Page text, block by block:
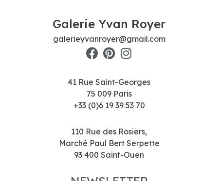
Galerie Yvan Royer
galerieyvanroyer@gmail.com
41 Rue Saint-Georges
75 009 Paris
+33 (0)6 19 39 53 70
110 Rue des Rosiers,
Marché Paul Bert Serpette
93 400 Saint-Ouen